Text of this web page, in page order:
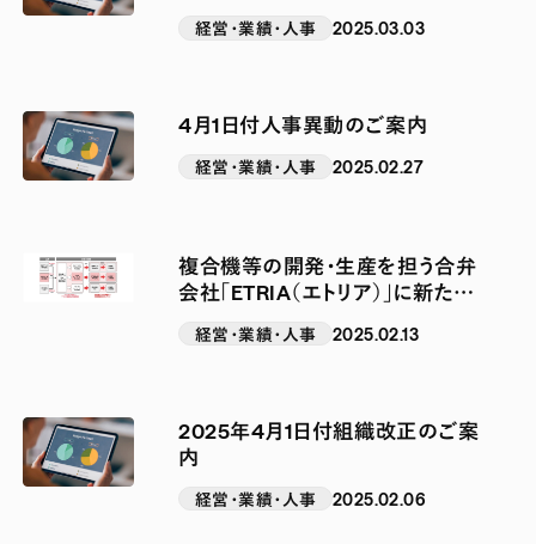
経営・業績・人事 2025.03.03
4月1日付人事異動のご案内
経営・業績・人事 2025.02.27
複合機等の開発・生産を担う合弁
会社「ETRIA（エトリア）」に新たに
経営・業績・人事 2025.02.13
2025年4月1日付組織改正のご案
内
経営・業績・人事 2025.02.06